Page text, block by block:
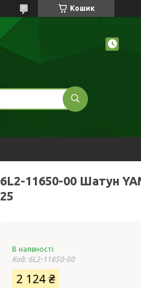
Кошик
6L2-11650-00 Шатун
25
В наявності
Код: 6L2-11650-00
2 124 ₴